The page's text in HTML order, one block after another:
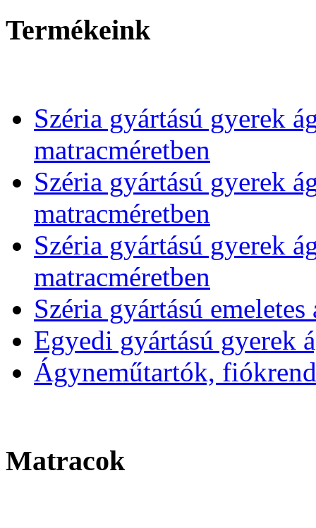
Termékeink
Széria gyártású gyerek
matracméretben
Széria gyártású gyerek
matracméretben
Széria gyártású gyerek
matracméretben
Széria gyártású
Egyedi gyártású gyerek
Ágyneműtartók,
Matracok